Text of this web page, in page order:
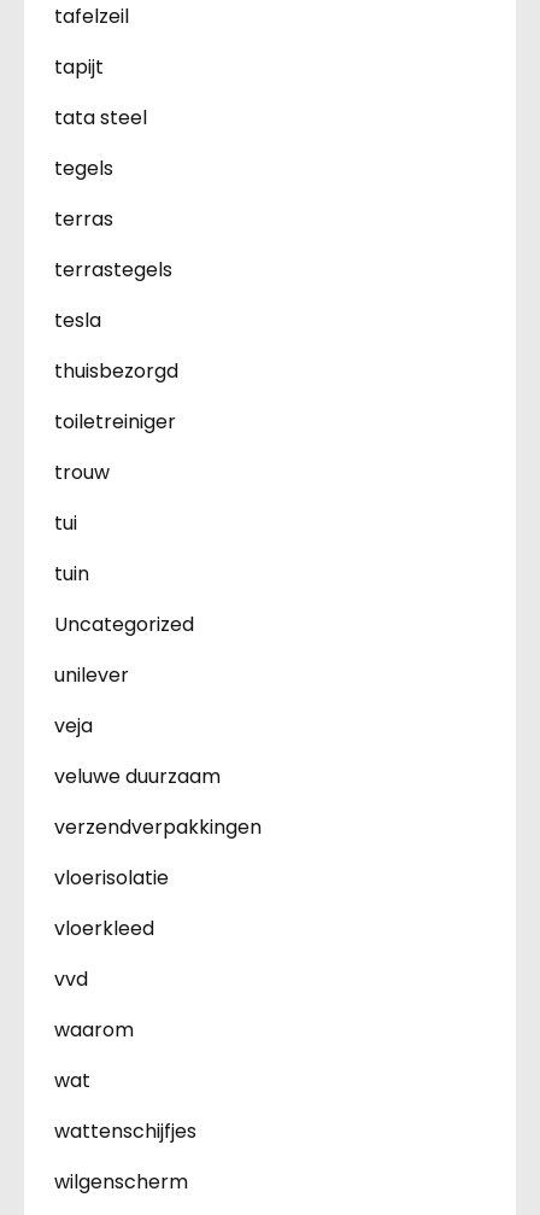
tafelzeil
tapijt
tata steel
tegels
terras
terrastegels
tesla
thuisbezorgd
toiletreiniger
trouw
tui
tuin
Uncategorized
unilever
veja
veluwe duurzaam
verzendverpakkingen
vloerisolatie
vloerkleed
vvd
waarom
wat
wattenschijfjes
wilgenscherm